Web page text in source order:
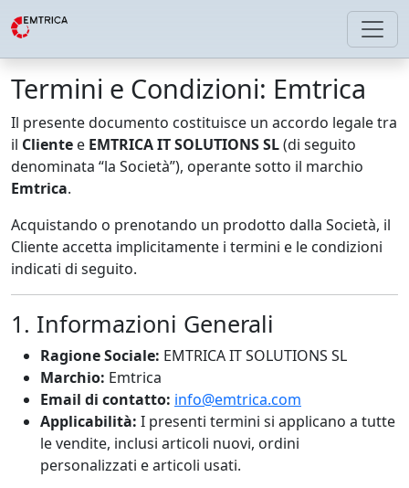
Termini e Condizioni: Emtrica
Il presente documento costituisce un accordo legale tra
il Cliente e EMTRICA IT SOLUTIONS SL(di seguito
denominata “la Società”), operante sotto il marchio
Emtrica.
Acquistando o prenotando un prodotto dalla Società, il
Cliente accetta implicitamente i termini e le condizioni
indicati di seguito.
1. Informazioni Generali
Ragione Sociale: EMTRICA IT SOLUTIONS SL
Marchio: Emtrica
Email di contatto: info@emtrica.com
Applicabilità: I presenti termini si applicano a tutte
le vendite, inclusi articoli nuovi, ordini
personalizzati e articoli usati.